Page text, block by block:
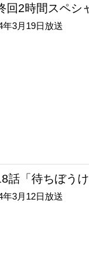
回2時間スペシ
年3月19日放送
話「待ちぼうけ
年3月12日放送